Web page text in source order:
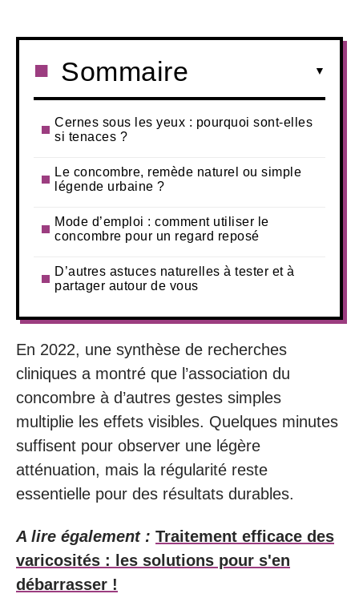
Sommaire
Cernes sous les yeux : pourquoi sont-elles
si tenaces ?
Le concombre, remède naturel ou simple
légende urbaine ?
Mode d’emploi : comment utiliser le
concombre pour un regard reposé
D’autres astuces naturelles à tester et à
partager autour de vous
En 2022, une synthèse de recherches
cliniques a montré que l’association du
concombre à d’autres gestes simples
multiplie les effets visibles. Quelques minutes
suffisent pour observer une légère
atténuation, mais la régularité reste
essentielle pour des résultats durables.
A lire également : Traitement efficace des
varicosités : les solutions pour s'en
débarrasser !